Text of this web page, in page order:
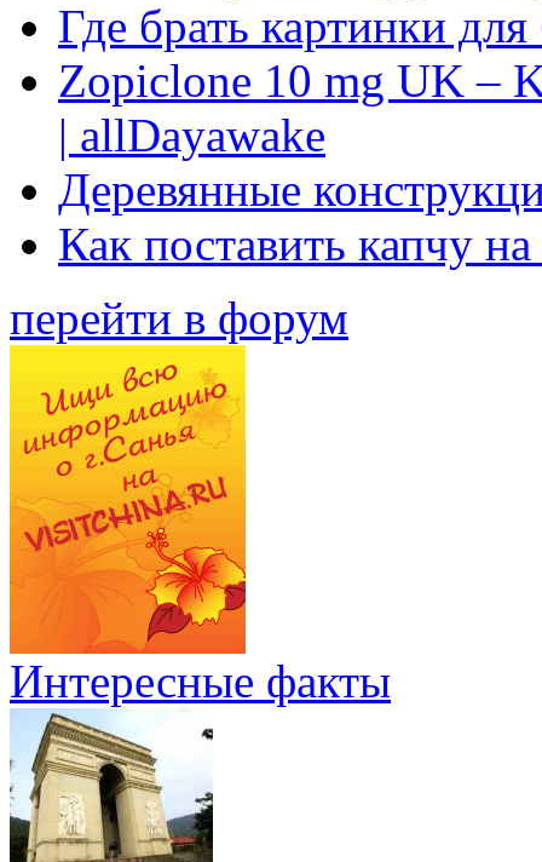
Где брать картинки
Zopiclone 10 mg UK –
| allDayawake
Деревянные
Как поставить капчу
перейти в форум
Интересные факты